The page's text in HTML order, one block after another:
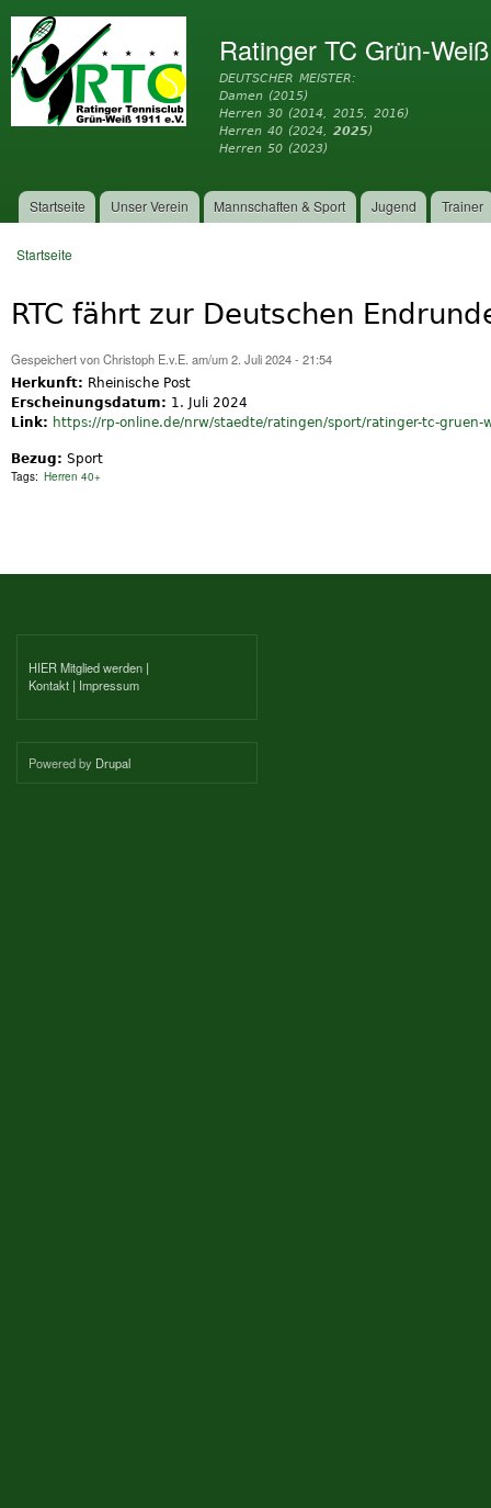
Ratinger TC Grün-
DEUTSCHER MEISTER:
Damen (2015)
Herren 30 (2014, 2015, 2016)
Herren 40 (2024,2025)
Herren 50 (2023)
Hauptmenü
Startseite Unser Verein Mannschaften & Sport Jugend Trainer
Startseite
RTC fährt zur Deutschen
Gespeichert vonChristoph E.v.E. am/um 2. Juli 2024 - 21:54
Herkunft: Rheinische Post
Erscheinungsdatum: 1. Juli 2024
Link: https://rp-online.de/nrw/staedte/ratingen/sport/ratinger-tc-gruen-
Bezug: Sport
Tags: Herren 40+
HIER Mitglied werden |
Kontakt | Impressum
Powered by Drupal